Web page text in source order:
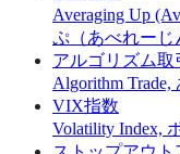
Averaging Up
ぷ（あべれーじ
アルゴリズム取
Algorithm
VIX指数
Volatility Index,